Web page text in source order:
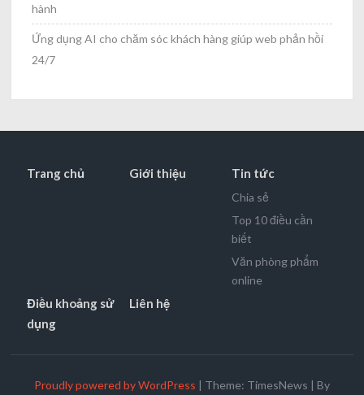
hành
Ứng dụng AI cho chăm sóc khách hàng giúp web phản hồi
24/7
Trang chủ Giới thiệu Tin tức
Chia sẻ
Top 10 điều cần
biết
Văn phòng phẩm
online
Điều khoảng sử
dụng
Liên hệ
Proudly powered by WordPress | Theme: TimesNews | By